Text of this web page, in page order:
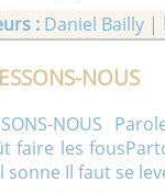
: Daniel Bailly |
NOUS
NOUS
faire les
sonne Il faut se